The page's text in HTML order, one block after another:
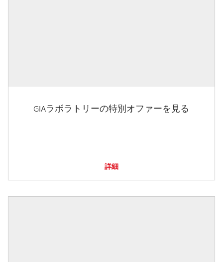
GIAラボラトリーの特別オファーを見る
詳細